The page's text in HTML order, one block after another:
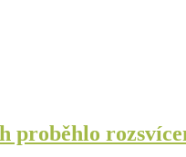
proběhlo